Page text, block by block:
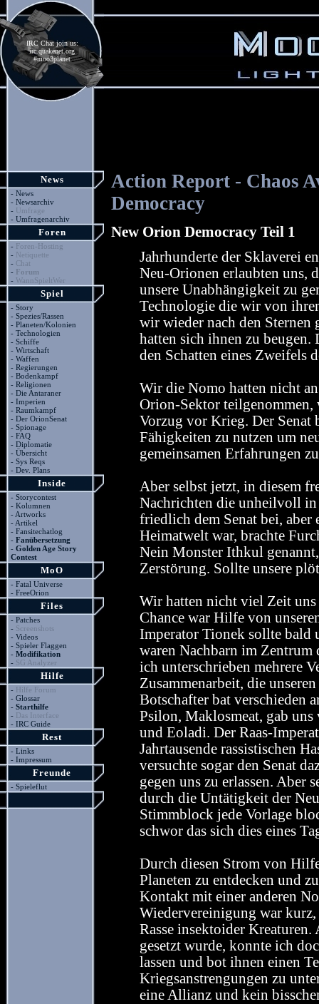
IRC Chat join us:
irc.quakenet.org
#moo3planet
News
- News
- Newsarchiv
- Umfrage
- Umfragenarchiv
Foren
- Foren-Hosting
- Netiquette
- Chat
- Forum
- WannSpieltWer
Spiel
- Story
- Spezies/Rassen
- Planeten/Kolonien
- Technologien
- Schiffe
- Wirtschaft
- Waffen
- Regierungen
- Bodenkampf
- Religionen
- Die Antaraner
- Imperien
- Raumkampf
- Der OrionSenat
- Spionage
- FAQ
- Diplomatie
- Übersicht
- Sys Reqs
- Dev. Plans
Inside
- Storycontest
- Kolumnen
- Artworks
- Artikel
- Fansitechatlog
- Fanübersetzung
- Golden Age Story
Contest
MoO
- Fatal Universe
- FreeOrion
Files
- Patches
- Screenshots
- Videos
- Spieler Flaggen
- Modifikation
- SG Analyzer
Hilfe
- Hilfe Forum
- Glossar
- Starthilfe
- Das Interface
- IRC Guide
Rest
- Links
- Impressum
Freunde
- Spieleflut
Action Report - Chaos
Democracy
New Orion Democracy Teil 1
Jahrhunderte der Sklaverei
Neu-Orionen erlaubten uns,
unsere Unabhängigkeit zu
Technologie die wir von
wir wieder nach den Sternen
hatten sich ihnen zu beugen.
den Schatten eines Zweifels
Wir die Nomo hatten nicht
Orion-Sektor
Vorzug vor Krieg. Der Senat
Fähigkeiten zu nutzen um
gemeinsamen Erfahrungen
Aber selbst jetzt, in diesem
Nachrichten die unheilvoll in
friedlich dem Senat bei, aber
Heimatwelt war, brachte
Nein Monster Ithkul genannt,
Zerstörung. Sollte unsere
Wir hatten nicht viel Zeit
Chance war Hilfe von
Imperator Tionek sollte bald
waren Nachbarn im Zentrum
ich unterschrieben mehrere
Zusammenarbeit, die
Botschafter bat verschieden
Psilon, Maklosmeat, gab
und Eoladi. Der Raas-
Jahrtausende rassistischen
versuchte sogar den Senat
gegen uns zu erlassen. Aber
durch die Untätigkeit der
Stimmblock jede Vorlage
schwor das sich dies eines
Durch diesen Strom von
Planeten zu entdecken und
Kontakt mit einer anderen
Wiedervereinigung war
Rasse insektoider
gesetzt wurde, konnte ich
lassen und bot ihnen einen
Kriegsanstrengungen zu
eine Allianz und kein